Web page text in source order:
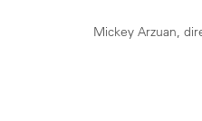
Mickey Arzuan,